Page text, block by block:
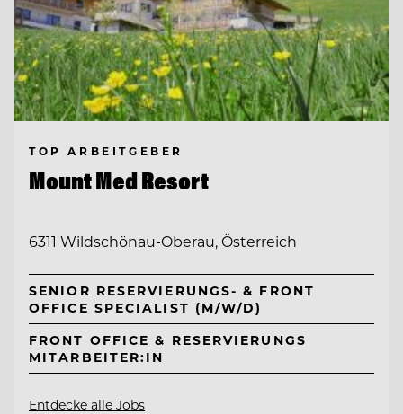
TOP ARBEITGEBER
Mount Med Resort
6311 Wildschönau-Oberau, Österreich
SENIOR RESERVIERUNGS- & FRONT
OFFICE SPECIALIST (M/W/D)
FRONT OFFICE & RESERVIERUNGS
MITARBEITER:IN
Entdecke alle Jobs